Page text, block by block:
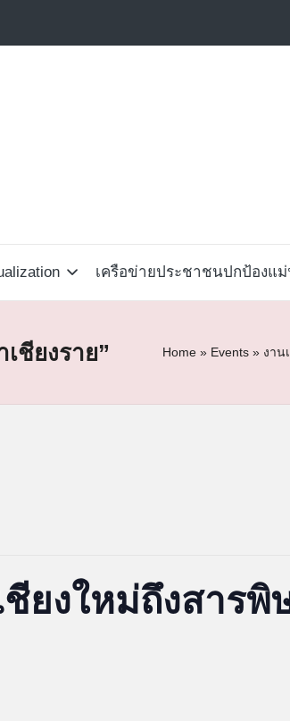
เครือข่ายประชาชนปกป้องแม่
ชียงราย” Home » Events » งาน
ยงใหม่ถึงสาร